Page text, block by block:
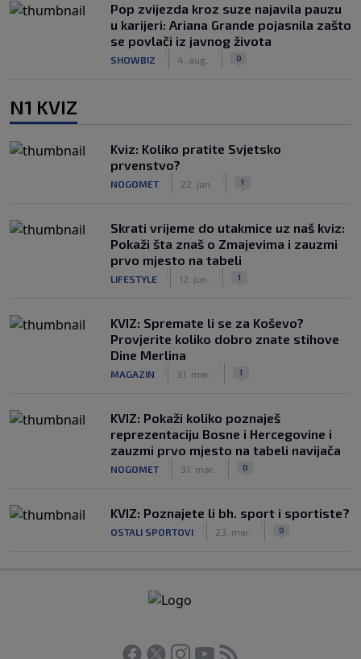
Pop zvijezda kroz suze najavila pauzu
u karijeri: Ariana Grande pojasnila zašto
se povlači iz javnog života
SHOWBIZ 4. aug. 0
N1 KVIZ
Kviz: Koliko pratite Svjetsko
prvenstvo?
NOGOMET 22. jun. 1
Skrati vrijeme do utakmice uz naš kviz:
Pokaži šta znaš o Zmajevima i zauzmi
prvo mjesto na tabeli
LIFESTYLE 12. jun. 1
KVIZ: Spremate li se za Koševo?
Provjerite koliko dobro znate stihove
Dine Merlina
MAGAZIN 31. mar. 1
KVIZ: Pokaži koliko poznaješ
reprezentaciju Bosne i Hercegovine i
zauzmi prvo mjesto na tabeli navijača
NOGOMET 31. mar. 0
KVIZ: Poznajete li bh. sport i sportiste?
OSTALI SPORTOVI 23. mar. 0